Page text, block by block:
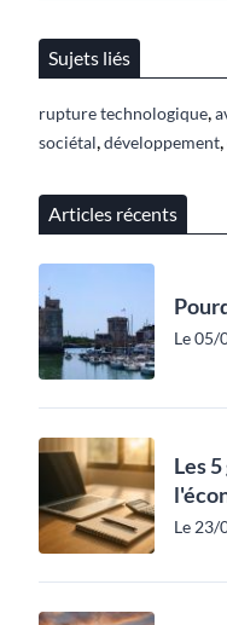
Sujets liés
rupture technologique,
sociétal,développement,
Articles récents
Le 05/
Les
Le 23/